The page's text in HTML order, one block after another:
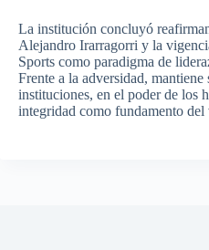
La institución concluyó
Alejandro Irarragorri y la
Sports como paradigma de
Frente a la adversidad, mantiene
instituciones, en el poder de los
integridad como fundamento del